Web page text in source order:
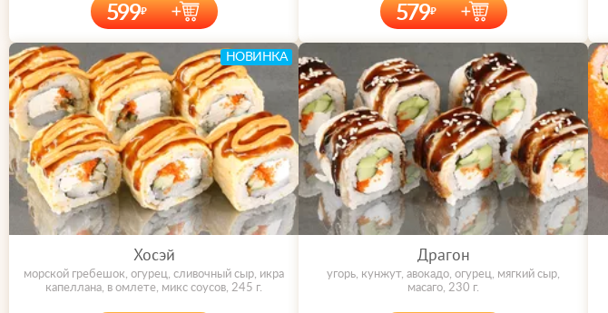
599 579
Хосэй
морской гребешок, огурец, сливочный сыр, икра
капеллана, в омлете, микс соусов, 245 г.
НОВИНКА
Драгон
угорь, кунжут, авокадо, огурец, мягкий сыр,
масаго, 230 г.